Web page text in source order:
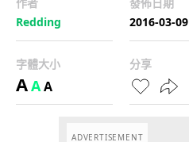
Redding
2016-03-09
字體大小
AAA
分享
ADVERTISEMENT